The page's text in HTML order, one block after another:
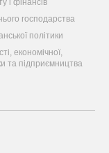
і фінансів
господарства
політики
економічної,
та підприємництва